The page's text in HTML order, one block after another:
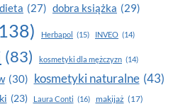
dieta (27) dobra książka (29)
Herbapol (15) INVEO (14)
(83) kosmetyki dla mężczyzn (14)
(30) kosmetyki naturalne (43)
(23) Laura Conti (16) makijaż (17)